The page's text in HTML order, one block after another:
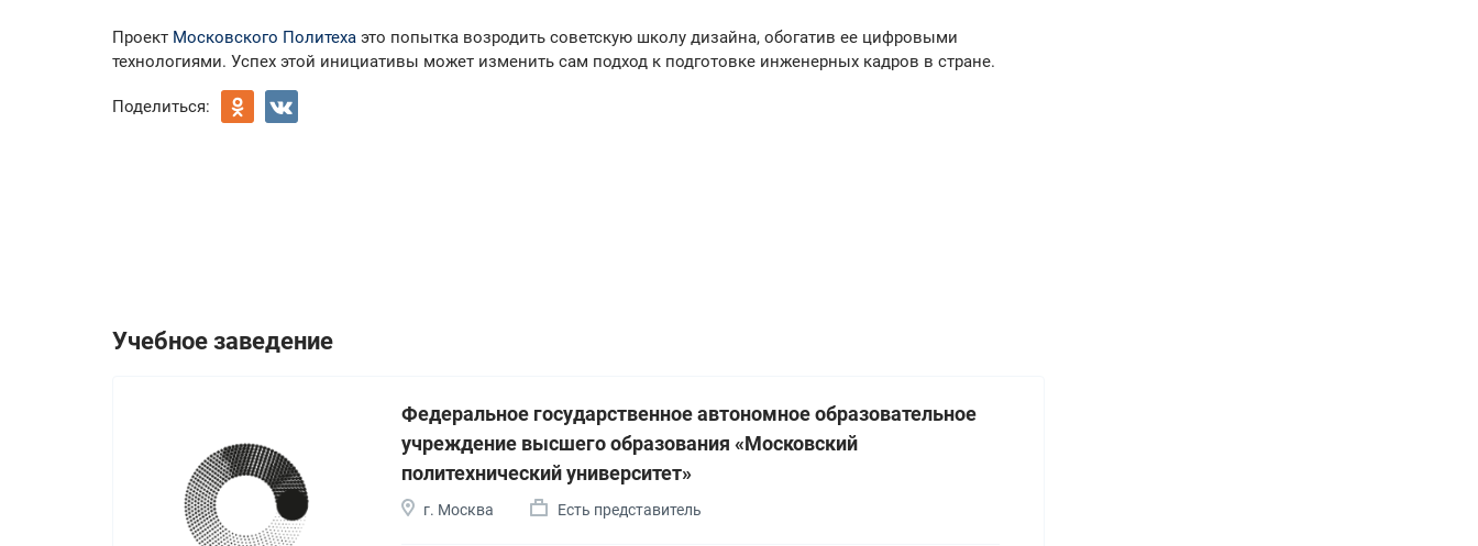
Проект Московского Политеха это попытка возродить советскую школу дизайна, обогатив ее цифровыми
технологиями. Успех этой инициативы может изменить сам подход к подготовке инженерных кадров в стране.
Поделиться:
Учебное заведение
Федеральное государственное автономное образовательное
учреждение высшего образования «Московский
политехнический университет»
г. Москва Есть представитель